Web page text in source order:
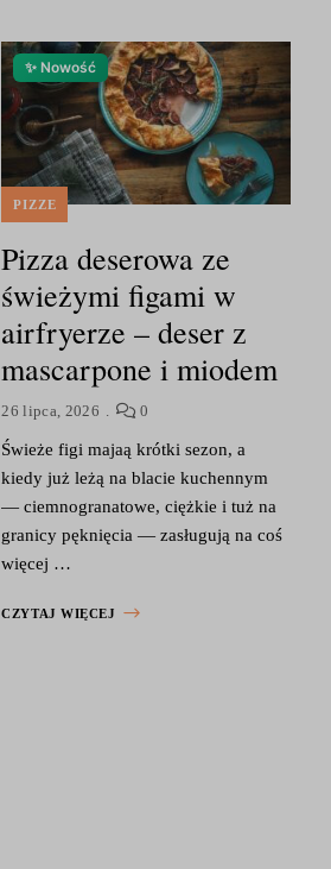
✨ Nowość
PIZZE
Pizza deserowa ze
świeżymi figami w
airfryerze – deser z
mascarpone i miodem
26 lipca, 2026 0
Świeże figi majaą krótki sezon, a
kiedy już leżą na blacie kuchennym
— ciemnogranatowe, ciężkie i tuż na
granicy pęknięcia — zasługują na coś
więcej …
CZYTAJ WIĘCEJ